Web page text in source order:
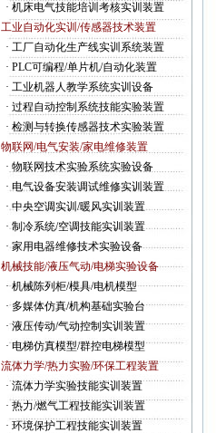
· 机床电气技能培训考核实训装置
工业自动化实训/传感器技术装置
· 工厂自动化生产线实训系统装置
· PLC可编程/单片机/自动化装置
· 工业机器人教学系统实训设备
· 过程自动控制系统技能实验装置
· 检测与转换传感器技术实验装置
物联网/电气安装/家电维修装置
· 物联网技术实验系统实验设备
·电气设备安装调试维修实训装置
·中央空调实训/暖风实训装置
·制冷系统/空调技能实训装置
·家用电器维修技术实验设备
机械技能/液压气动/电梯实验设备
·机械陈列柜/模具/电机模型
·多媒体仿真/机构基础实验台
·液压传动/气动控制实训装置
·电梯仿真模型/群控电梯模型
流体力学/热力实验/环保工程装置
· 流体力学实验技能实训装置
· 热力/燃气工程技能实训装置
· 环境保护工程技能实训装置